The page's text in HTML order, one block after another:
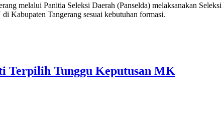
melalui Panitia Seleksi Daerah (Panselda) melaksanakan
Kabupaten Tangerang sesuai kebutuhan formasi.
Terpilih Tunggu Keputusan MK